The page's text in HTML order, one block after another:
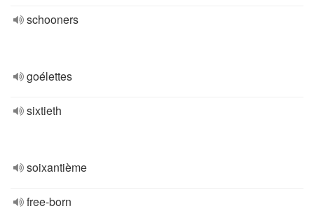
schooners
goélettes
sixtieth
soixantième
free-born